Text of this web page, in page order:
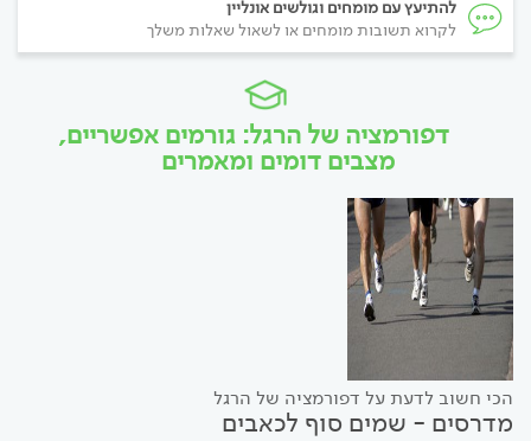
להתיעץ עם מומחים וגולשים אונליין
לקרוא תשובות מומחים או לשאול שאלות משלך
דפורמציה של הרגל: גורמים אפשריים,
מצבים דומים ומאמרים
הכי חשוב לדעת על דפורמציה של הרגל
מדרסים - שמים סוף לכאבים